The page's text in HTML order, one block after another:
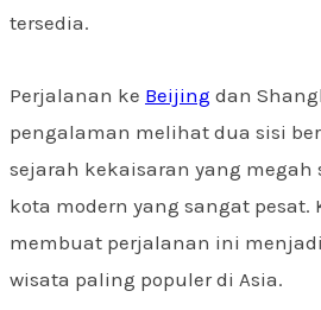
tersedia.
Perjalanan ke Beijing dan
pengalaman melihat dua sisi
sejarah kekaisaran yang megah
kota modern yang sangat pesat.
membuat perjalanan ini
wisata paling populer di Asia.